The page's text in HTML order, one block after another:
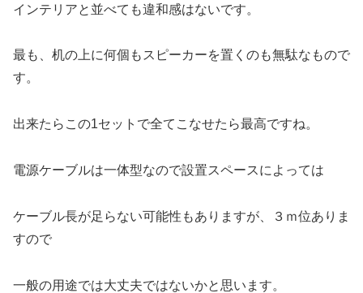
インテリアと並べても違和感はないです。
最も、机の上に何個もスピーカーを置くのも無駄なもので
す。
出来たらこの1セットで全てこなせたら最高ですね。
電源ケーブルは一体型なので設置スペースによっては
ケーブル長が足らない可能性もありますが、３ｍ位ありま
すので
一般の用途では大丈夫ではないかと思います。